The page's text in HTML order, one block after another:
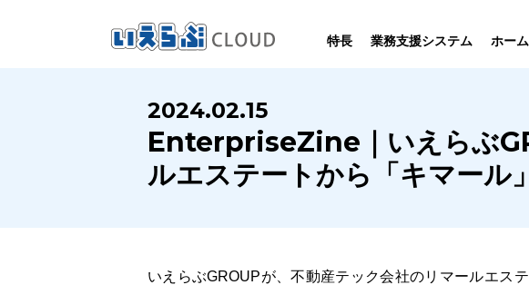
特長 業務支援システム
SYSTEM
いえらぶCLOUDは不動産業務を
幅広く支援しています。
業務向け機能
ホー
HOMEPAGE
いえらぶは集客用ホームページを
不動産業に特化して制作しています。
制作
PERFORMANCE
いえらぶCLOUDを実際にご利用の
お客様の声と制作実績のご紹介です。
INFORMATION
いえらぶCLOUDや不動産業界に関する
ニュース･ノウハウをお伝えします。
ニュー
2024.02.15
EnterpriseZine｜いえらぶ
ルエステートから「キマール
いえらぶGROUPが、不動産テック会社のリマールエス